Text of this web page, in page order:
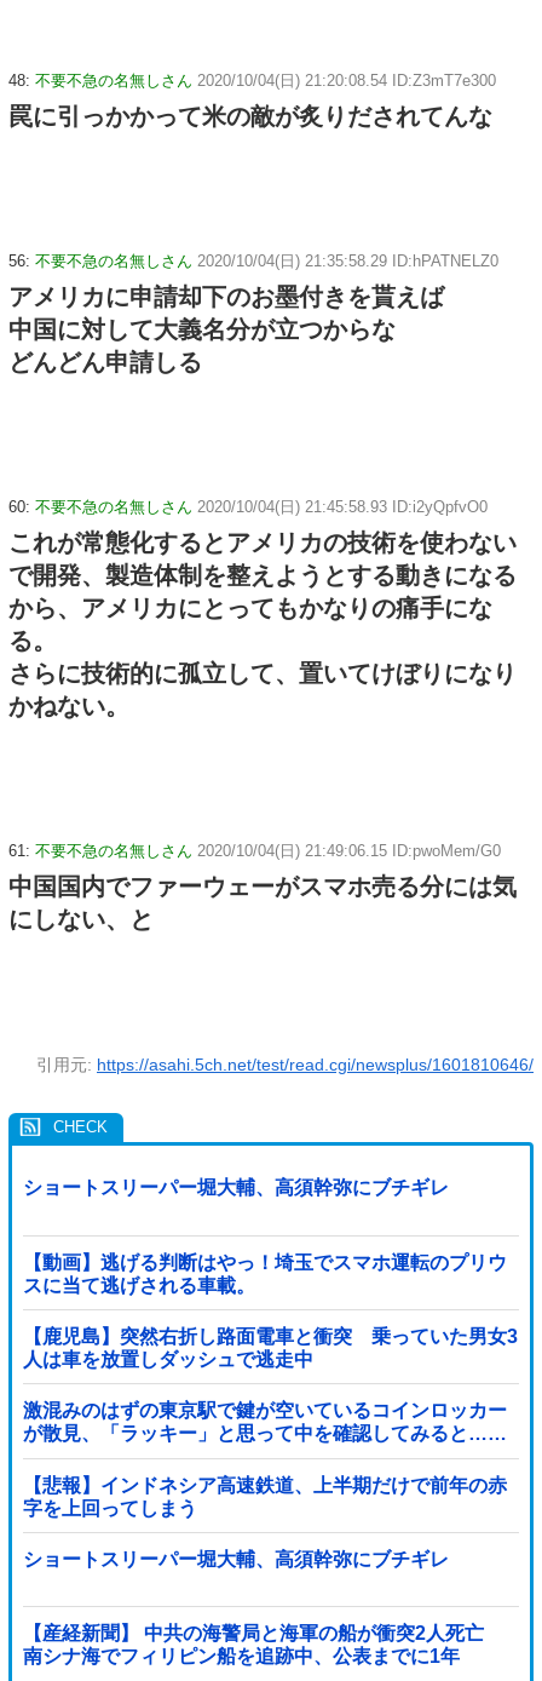
48: 不要不急の名無しさん 2020/10/04(日) 21:20:08.54 ID:Z3mT7e300
罠に引っかかって米の敵が炙りだされてんな
56: 不要不急の名無しさん 2020/10/04(日) 21:35:58.29 ID:hPATNELZ0
アメリカに申請却下のお墨付きを貰えば
中国に対して大義名分が立つからな
どんどん申請しる
60: 不要不急の名無しさん 2020/10/04(日) 21:45:58.93 ID:i2yQpfvO0
これが常態化するとアメリカの技術を使わない
で開発、製造体制を整えようとする動きになる
から、アメリカにとってもかなりの痛手にな
る。
さらに技術的に孤立して、置いてけぼりになり
かねない。
61: 不要不急の名無しさん 2020/10/04(日) 21:49:06.15 ID:pwoMem/G0
中国国内でファーウェーがスマホ売る分には気
にしない、と
引用元: https://asahi.5ch.net/test/read.cgi/newsplus/1601810646/
ショートスリーパー堀大輔、高須幹弥にブチギレ
【動画】逃げる判断はやっ！埼玉でスマホ運転のプリウ
スに当て逃げされる車載。
【鹿児島】突然右折し路面電車と衝突 乗っていた男女3
人は車を放置しダッシュで逃走中
激混みのはずの東京駅で鍵が空いているコインロッカー
が散見、「ラッキー」と思って中を確認してみると……
【悲報】インドネシア高速鉄道、上半期だけで前年の赤
字を上回ってしまう
wwwwwwwwwwwwwwwwwwwwwwwwwwwwwwwwww
wwwwwwwwwww他
ショートスリーパー堀大輔、高須幹弥にブチギレ
【産経新聞】 中共の海警局と海軍の船が衝突2人死亡
南シナ海でフィリピン船を追跡中、公表までに1年